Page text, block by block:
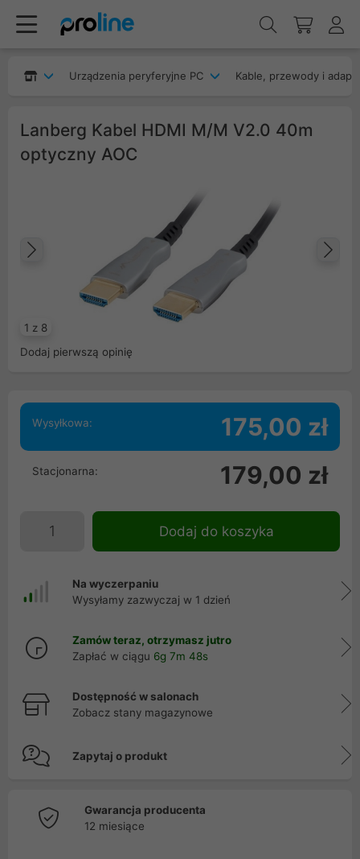
Urządzenia peryferyjne PC Kable, przewody i
Lanberg Kabel HDMI M/M V2.0 40m
optyczny AOC
1 z 8
Poprzedni
Dodaj pierwszą opinię
Wysyłkowa: 175,00 zł
Stacjonarna: 179,00 zł
Dodaj do koszyka
Na wyczerpaniu
Wysyłamy zazwyczaj w 1 dzień
Zamów teraz, otrzymasz jutro
Zapłać w ciągu 6g 7m 48s
Dostępność w salonach
Zobacz stany magazynowe
Zapytaj o produkt
Gwarancja producenta
12 miesiące